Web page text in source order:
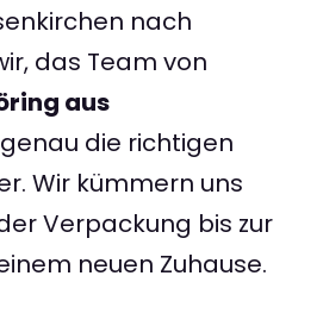
nach
das Team von
aus
die richtigen
Wir kümmern uns
Verpackung bis zur
neuen Zuhause.